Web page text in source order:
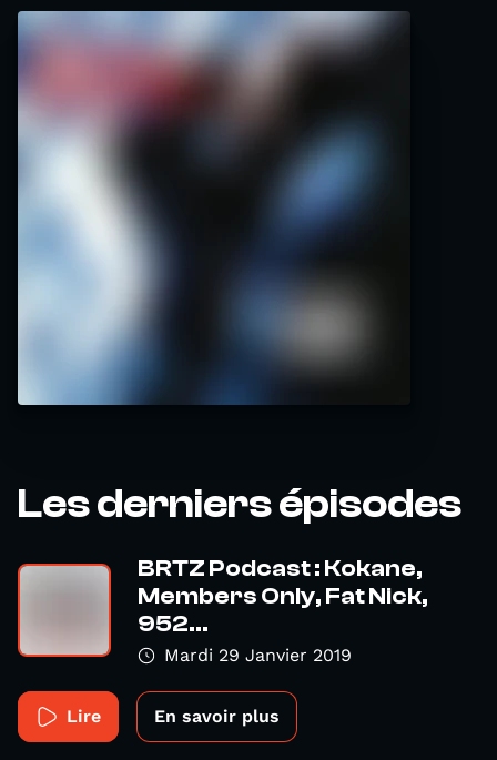
Les derniers épisodes
BRTZ Podcast : Kokane,
Members Only, Fat Nick,
952...
Mardi 29 Janvier 2019
Lire En savoir plus